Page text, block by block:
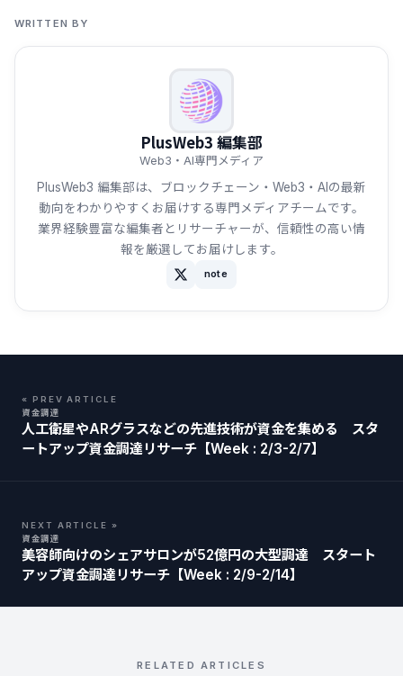
WRITTEN BY
PlusWeb3 編集部
Web3・AI専門メディア
PlusWeb3 編集部は、ブロックチェーン・Web3・AIの最新
動向をわかりやすくお届けする専門メディアチームです。
業界経験豊富な編集者とリサーチャーが、信頼性の高い情
報を厳選してお届けします。
note
« PREV ARTICLE
資金調達
人工衛星やARグラスなどの先進技術が資金を集める スタ
ートアップ資金調達リサーチ【Week : 2/3-2/7】
NEXT ARTICLE »
資金調達
美容師向けのシェアサロンが52億円の大型調達 スタート
アップ資金調達リサーチ【Week : 2/9-2/14】
RELATED ARTICLES